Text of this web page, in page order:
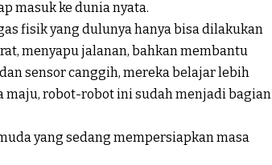
masuk ke dunia nyata.
fisik yang dulunya hanya bisa dilakukan
menyapu jalanan, bahkan membantu
sensor canggih, mereka belajar lebih
maju, robot-robot ini sudah menjadi bagian
yang sedang mempersiapkan masa